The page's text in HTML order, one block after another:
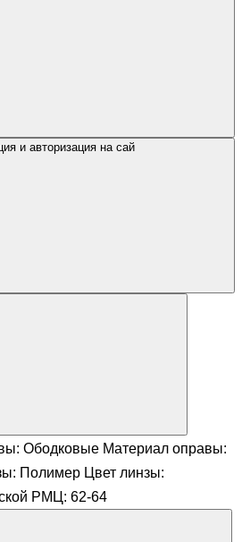
и авторизация на сай
Ободковые Материал оправы:
Полимер Цвет линзы:
РМЦ: 62-64